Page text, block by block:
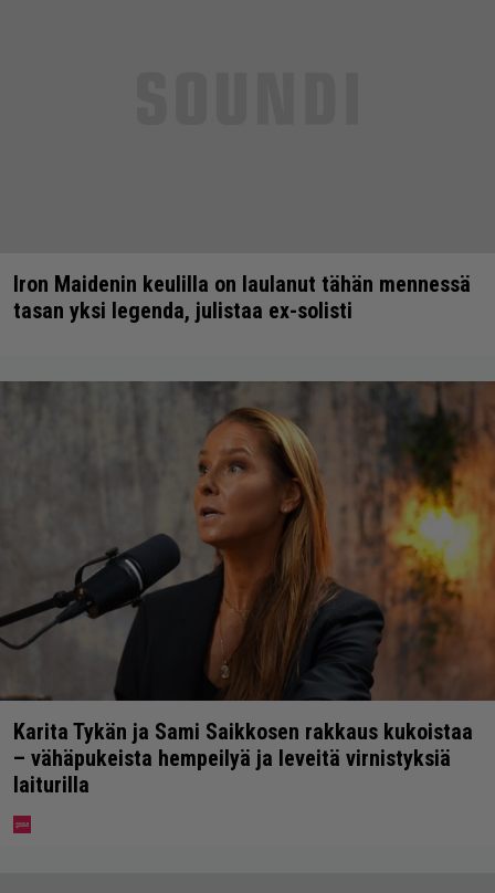
Iron Maidenin keulilla on laulanut tähän mennessä
tasan yksi legenda, julistaa ex-solisti
Karita Tykän ja Sami Saikkosen rakkaus kukoistaa
– vähäpukeista hempeilyä ja leveitä virnistyksiä
laiturilla